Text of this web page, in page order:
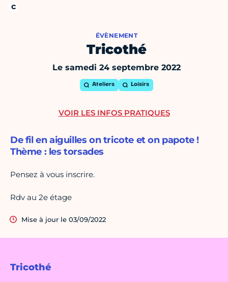
ÉVÈNEMENT
Tricothé
Le samedi 24 septembre 2022
Ateliers Loisirs
Tricothé
De fil en aiguilles on tricote et on papote !
Thème : les torsades
Pensez à vous inscrire.
Rdv au 2e étage
Mise à jour le 03/09/2022
VOIR LES INFOS PRATIQUES